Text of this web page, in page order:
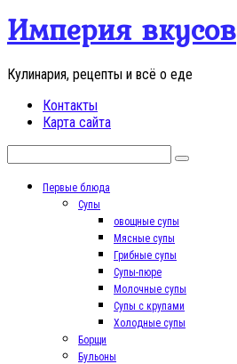
Перейти
контенту
Империя вкусов
Кулинария, рецепты и всё о еде
Контакты
Карта сайта
Первые блюда
Супы
овощные супы
Мясные супы
Грибные супы
Супы-пюре
Молочные супы
Супы с крупами
Холодные супы
Борщи
Бульоны